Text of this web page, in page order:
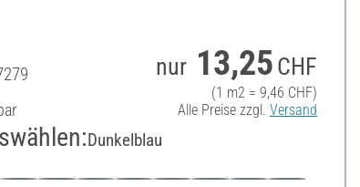
nur 13,25 CHF
(1 m2 = 9,46 CHF)
Alle Preise zzgl. Versand
Dunkelblau